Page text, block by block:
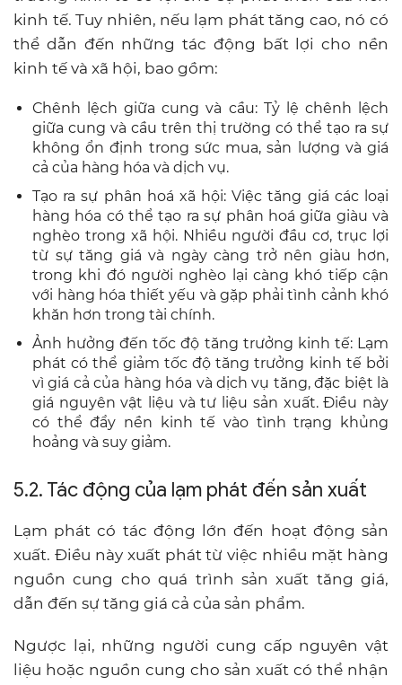
kinh tế. Tuy nhiên, nếu lạm phát tăng cao, nó có
thể dẫn đến những tác động bất lợi cho nền
kinh tế và xã hội, bao gồm:
Chênh lệch giữa cung và cầu: Tỷ lệ chênh lệch
giữa cung và cầu trên thị trường có thể tạo ra sự
không ổn định trong sức mua, sản lượng và giá
cả của hàng hóa và dịch vụ.
Tạo ra sự phân hoá xã hội: Việc tăng giá các loại
hàng hóa có thể tạo ra sự phân hoá giữa giàu và
nghèo trong xã hội. Nhiều người đầu cơ, trục lợi
từ sự tăng giá và ngày càng trở nên giàu hơn,
trong khi đó người nghèo lại càng khó tiếp cận
với hàng hóa thiết yếu và gặp phải tình cảnh khó
khăn hơn trong tài chính.
Ảnh hưởng đến tốc độ tăng trưởng kinh tế: Lạm
phát có thể giảm tốc độ tăng trưởng kinh tế bởi
vì giá cả của hàng hóa và dịch vụ tăng, đặc biệt là
giá nguyên vật liệu và tư liệu sản xuất. Điều này
có thể đẩy nền kinh tế vào tình trạng khủng
hoảng và suy giảm.
5.2. Tác động của lạm phát đến sản xuất
Lạm phát có tác động lớn đến hoạt động sản
xuất. Điều này xuất phát từ việc nhiều mặt hàng
nguồn cung cho quá trình sản xuất tăng giá,
dẫn đến sự tăng giá cả của sản phẩm.
Ngược lại, những người cung cấp nguyên vật
liệu hoặc nguồn cung cho sản xuất có thể nhận